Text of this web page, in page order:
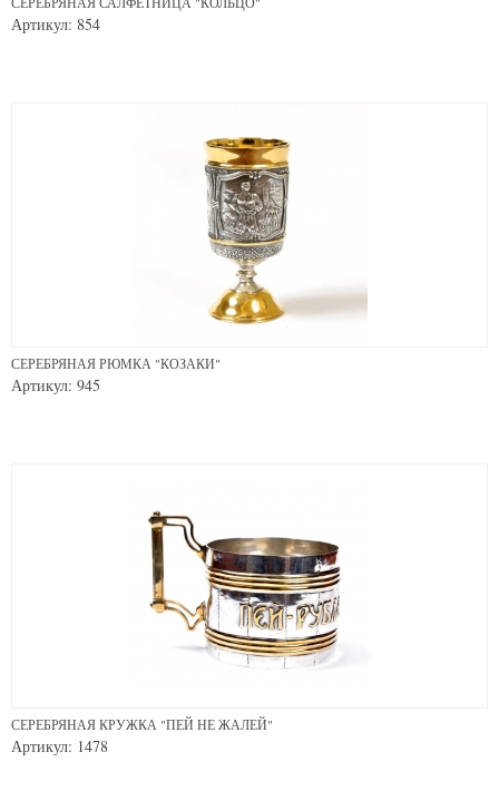
Артикул: 854
СЕРЕБРЯНАЯ РЮМКА "КОЗАКИ"
Артикул: 945
СЕРЕБРЯНАЯ КРУЖКА "ПЕЙ НЕ ЖАЛЕЙ"
Артикул: 1478